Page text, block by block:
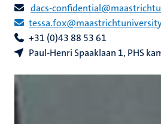
dacs-
+31 (0)43 88 53 61
Paul-Henri Spaaklaan 1, PHS